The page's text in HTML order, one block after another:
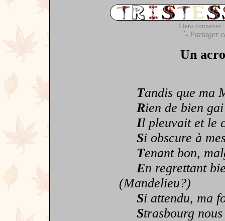
Liens connexes :
`- Partager
Un
Tandis que ma
Rien de bien
Il pleuvait et le
Si obscure à
Tenant bon,
En regrettant
(Mandelieu?)
Si attendu, ma
Strasbourg